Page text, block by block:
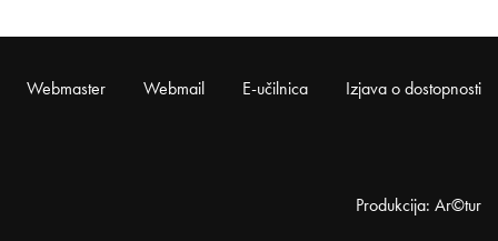
Webmaster Webmail E-učilnica Izjava o dostopnosti
Produkcija: Ar©tur